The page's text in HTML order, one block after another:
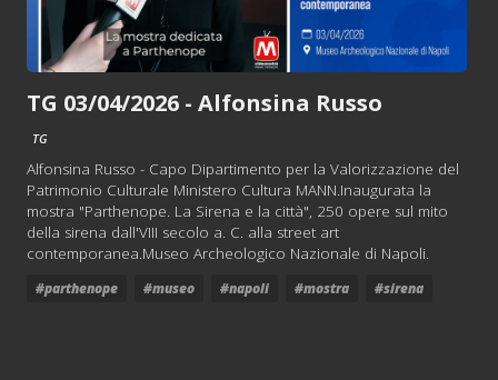
TG 03/04/2026 - Alfonsina Russo
TG
Alfonsina Russo - Capo Dipartimento per la Valorizzazione del
Patrimonio Culturale Ministero Cultura MANN.Inaugurata la
mostra "Parthenope. La Sirena e la città", 250 opere sul mito
della sirena dall'VIII secolo a. C. alla street art
contemporanea.Museo Archeologico Nazionale di Napoli.
#parthenope #museo #napoli #mostra #sirena